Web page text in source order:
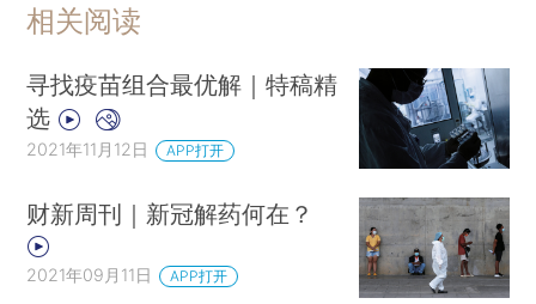
相关阅读
寻找疫苗组合最优解｜特稿精
选
2021年11月12日 APP打开
财新周刊｜新冠解药何在？
2021年09月11日 APP打开